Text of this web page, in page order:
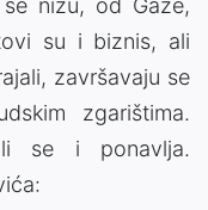
nižu, od Gaze,
su i biznis, ali
završavaju se
zgarištima.
se i ponavlja.